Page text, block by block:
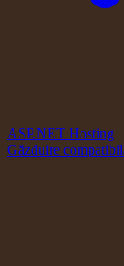
ASP.NET Hosting
Găzduire